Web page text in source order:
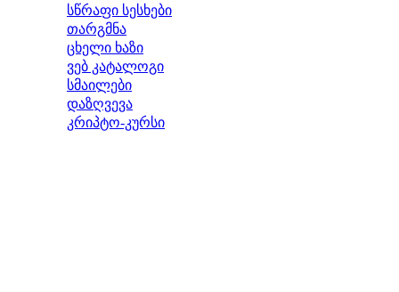
სწრაფი სესხები
თარგმნა
ცხელი ხაზი
ვებ კატალოგი
სმაილები
დაზღვევა
კრიპტო-კურსი